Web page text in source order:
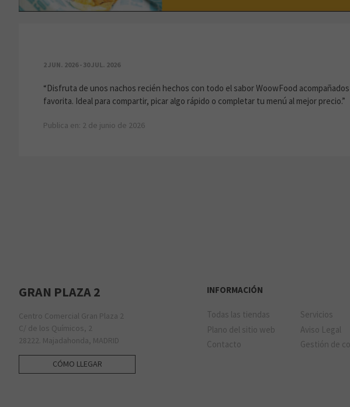
2 JUN. 2026 - 30 JUL. 2026
“Disfruta de unos nachos recién hechos con todo el sabor WoowFood
favorita. Ideal para compartir, picar algo rápido o completar tu menú al mejor precio.”
Publica en: 2 de junio de 2026
GRAN PLAZA 2
Centro Comercial Gran Plaza 2
C/ de los Químicos, 2
28222. Majadahonda, MADRID
CÓMO LLEGAR
INFORMACIÓN
Todas las tiendas
Servicios
Plano del sitio web
Aviso Legal
Contacto
Gestión de